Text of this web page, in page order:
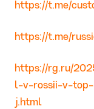
https://t.me/
https://t.me/
https://rg.ru/
l-v-rossii-v-top-
j.html